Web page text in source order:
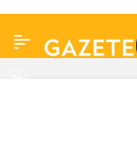
açıklamıştı! Ece